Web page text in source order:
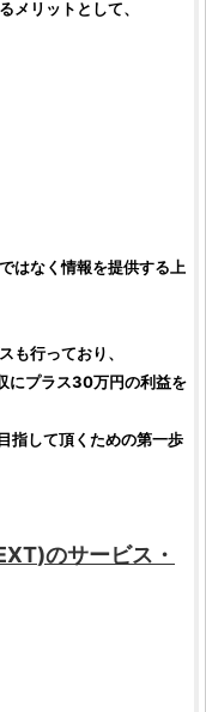
メリットとして、
はなく情報を提供する上
も行っており、
にプラス30万円の利益を
指して頂くための第一歩
)のサービス・